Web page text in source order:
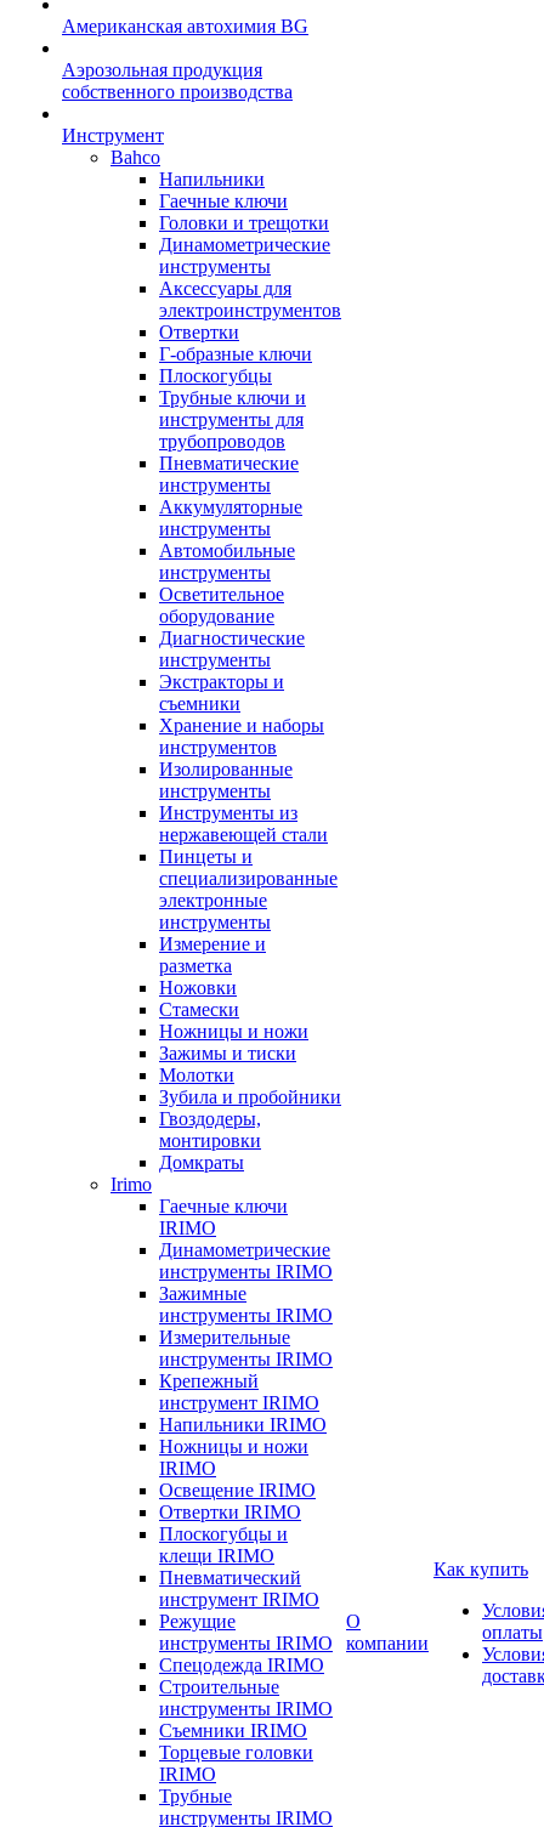
Американская автохимия BG
Аэрозольная продукция
собственного производства
Инструмент
Bahco
Напильники
Гаечные ключи
Головки и трещотки
Динамометрические
инструменты
Аксессуары для
электроинструментов
Отвертки
Г-образные ключи
Плоскогубцы
Трубные ключи и
инструменты для
трубопроводов
Пневматические
инструменты
Аккумуляторные
инструменты
Автомобильные
инструменты
Осветительное
оборудование
Диагностические
инструменты
Экстракторы и
съемники
Хранение и наборы
инструментов
Изолированные
инструменты
Инструменты из
нержавеющей стали
Пинцеты и
специализированные
электронные
инструменты
Измерение и
разметка
Ножовки
Стамески
Ножницы и ножи
Зажимы и тиски
Молотки
Зубила и пробойники
Гвоздодеры,
монтировки
Домкраты
Irimo
Гаечные ключи
IRIMO
Динамометрические
инструменты IRIMO
Зажимные
инструменты IRIMO
Измерительные
инструменты IRIMO
Крепежный
инструмент IRIMO
Напильники IRIMO
Ножницы и ножи
IRIMO
Освещение IRIMO
Отвертки IRIMO
Плоскогубцы и
клещи IRIMO
Пневматический
инструмент IRIMO
Режущие
инструменты IRIMO
Спецодежда IRIMO
Строительные
инструменты IRIMO
Съемники IRIMO
Торцевые головки
IRIMO
Трубные
инструменты IRIMO
О
компании
Как купить
оплаты